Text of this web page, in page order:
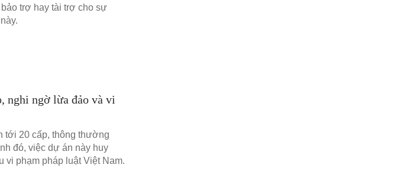
trợ hay tài trợ cho sự
nghi ngờ lừa đảo và vi
tới 20 cấp, thông thường
đó, việc dự án này huy
vi phạm pháp luật Việt Nam.